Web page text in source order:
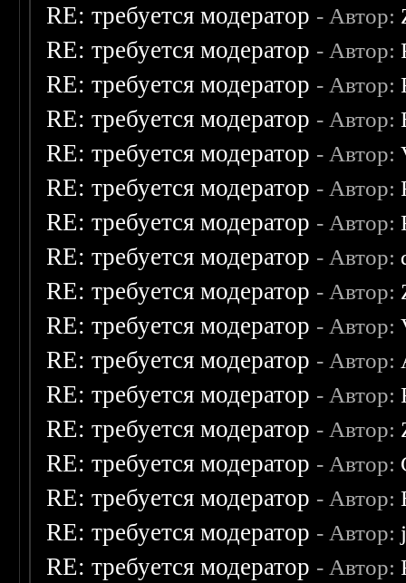
RE: требуется модератор - Автор:
RE: требуется модератор - Автор:
RE: требуется модератор - Автор:
RE: требуется модератор - Автор:
RE: требуется модератор - Автор:
RE: требуется модератор - Автор:
RE: требуется модератор - Автор:
RE: требуется модератор - Автор:
RE: требуется модератор - Автор:
RE: требуется модератор - Автор:
RE: требуется модератор - Автор:
RE: требуется модератор - Автор:
RE: требуется модератор - Автор:
RE: требуется модератор - Автор:
RE: требуется модератор - Автор:
RE: требуется модератор - Автор:
RE: требуется модератор - Автор: